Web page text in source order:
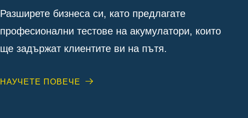
Разширете бизнеса си, като предлагате
професионални тестове на акумулатори, които
ще задържат клиентите ви на пътя.
НАУЧЕТЕ ПОВЕЧЕ